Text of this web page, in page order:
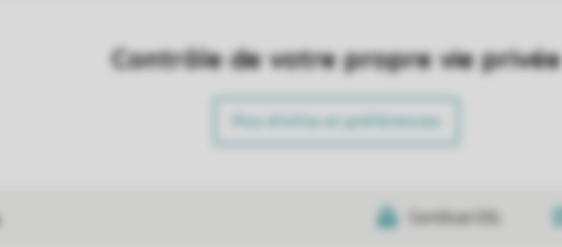
Contrôle de votre propre vie privée
Plus d’infos et préférences
Certificat SSL